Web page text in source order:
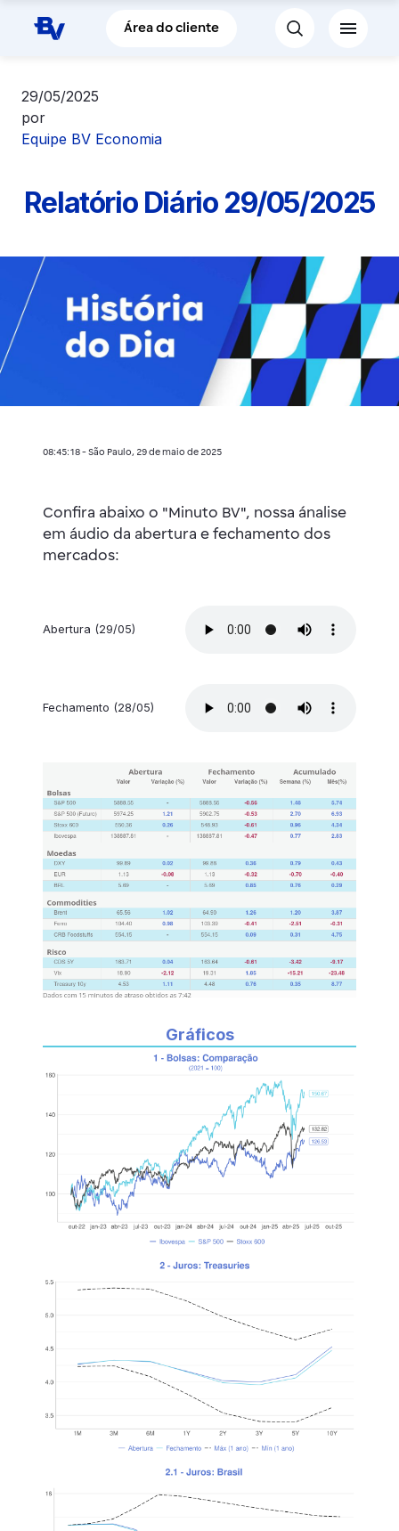
Pular para o Conteúdo principal
Área do cliente
29/05/2025
por
Equipe BV Economia
Relatório Diário 29/05/2025
08:45:18 - São Paulo, 29 de maio de 2025
Confira abaixo o "Minuto BV", nossa ánalise
em áudio da abertura e fechamento dos
mercados:
Abertura (29/05)
Fechamento (28/05)
Gráficos